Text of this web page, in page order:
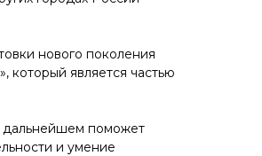
нового поколения
является частью
дальнейшем поможет
и умение